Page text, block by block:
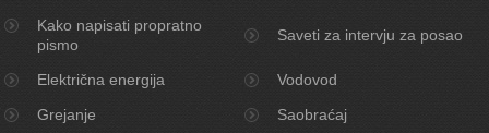
Kako napisati propratno
pismo
Saveti za intervju za posao
Električna energija
Vodovod
Grejanje
Saobraćaj